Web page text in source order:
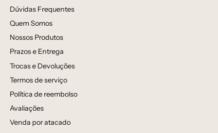
Dúvidas Frequentes
Quem Somos
Nossos Produtos
Prazos e Entrega
Trocas e Devoluções
Termos de serviço
Política de reembolso
Avaliações
Venda por atacado